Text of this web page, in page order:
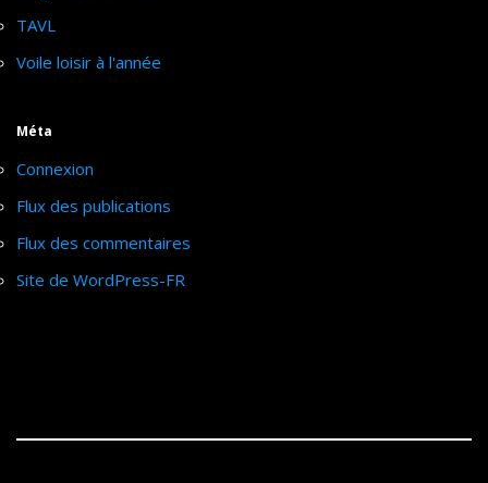
TAVL
Voile loisir à l'année
Méta
Connexion
Flux des publications
Flux des commentaires
Site de WordPress-FR